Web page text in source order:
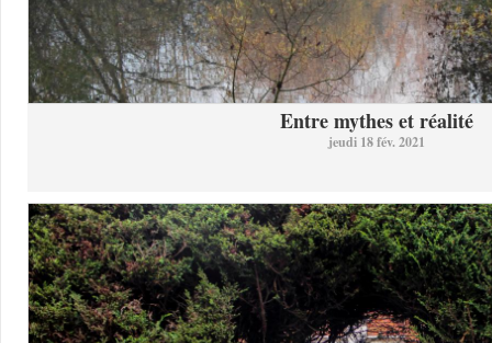
Entre mythes et réalité
jeudi 18 fév. 2021